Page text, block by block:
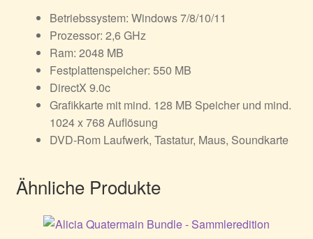
Betriebssystem: Windows 7/8/10/11
Prozessor: 2,6 GHz
Ram: 2048 MB
Festplattenspeicher: 550 MB
DirectX 9.0c
Grafikkarte mit mind. 128 MB Speicher und mind.
1024 x 768 Auflösung
DVD-Rom Laufwerk, Tastatur, Maus, Soundkarte
Ähnliche Produkte